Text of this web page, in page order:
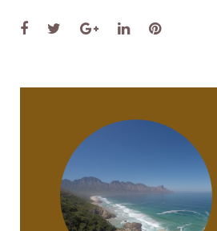
Facebook
TwitterGoogle+
LinkedInPinterest